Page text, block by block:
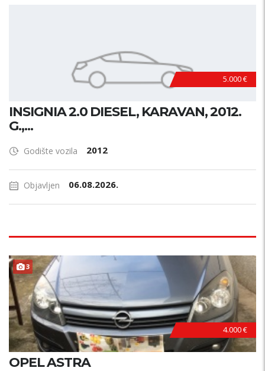
5.000 €
INSIGNIA 2.0 DIESEL, KARAVAN, 2012.
G.,...
Godište vozila 2012
Objavljen 06.08.2026.
3
4.000 €
OPEL ASTRA